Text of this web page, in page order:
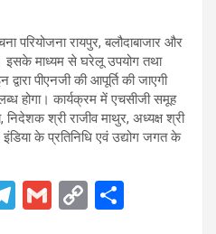
परियोजना रायपुर, बलौदाबाजार और
इसके माध्यम से घरेलू उपयोग तथा
द्वारा पीएनजी की आपूर्ति की जाएगी
होगा। कार्यक्रम में एचसीजी समूह
श्री राजीव माथुर, अध्यक्ष श्री
के प्रतिनिधि एवं उद्योग जगत के
T
G
C